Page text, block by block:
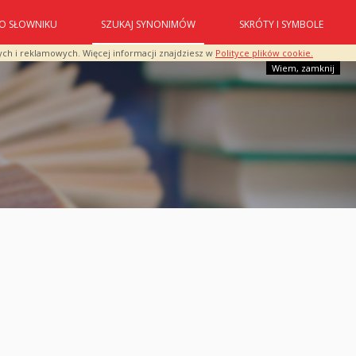
i reklamowych. Więcej informacji znajdziesz w Polityce plików cookie.
Wiem, zamknij
O SŁOWNIKU SZUKAJ SYNONIMÓW SKRÓTY I SYMBOLE